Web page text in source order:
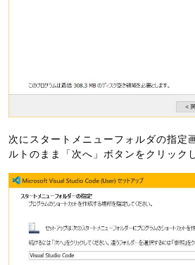
次にスタートメニューフォルダの指定
ルトのまま「次へ」ボタンをクリック